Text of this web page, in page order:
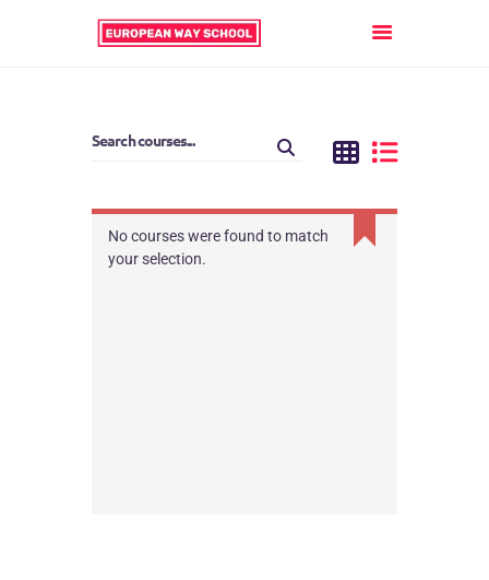
ГОЛОВНА
НІМЕЦЬКА
ФРАНЦУЗЬКА
No courses were found to match
your selection.